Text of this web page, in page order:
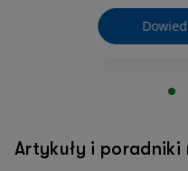
Artykuły i